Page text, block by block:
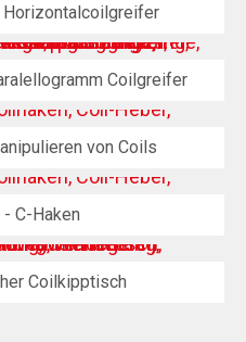
Coilgreifer
von Coils
C-Haken
Coilkipptisch